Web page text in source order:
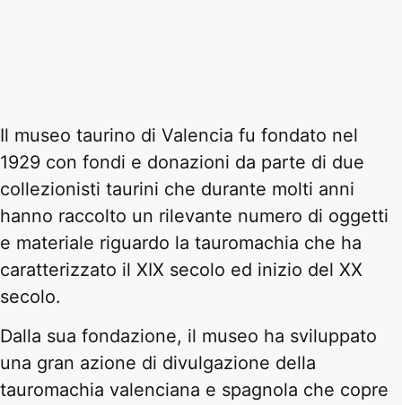
Il museo taurino di Valencia fu fondato nel
1929 con fondi e donazioni da parte di due
collezionisti taurini che durante molti anni
hanno raccolto un rilevante numero di oggetti
e materiale riguardo la tauromachia che ha
caratterizzato il XIX secolo ed inizio del XX
secolo.
Dalla sua fondazione, il museo ha sviluppato
una gran azione di divulgazione della
tauromachia valenciana e spagnola che copre